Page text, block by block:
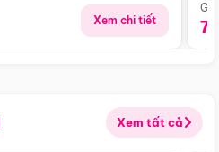
Xem chi tiết
Xem tất cả
Điểm nổi bật